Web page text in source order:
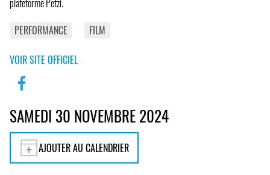
PERFORMANCE
FILM
VOIR SITE OFFICIEL
SAMEDI 30 NOVEMBRE 2024
AJOUTER AU CALENDRIER